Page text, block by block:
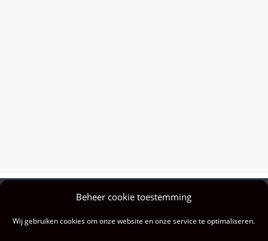
Beheer cookie toestemming
Wij gebruiken cookies om onze website en onze service te optimaliseren.